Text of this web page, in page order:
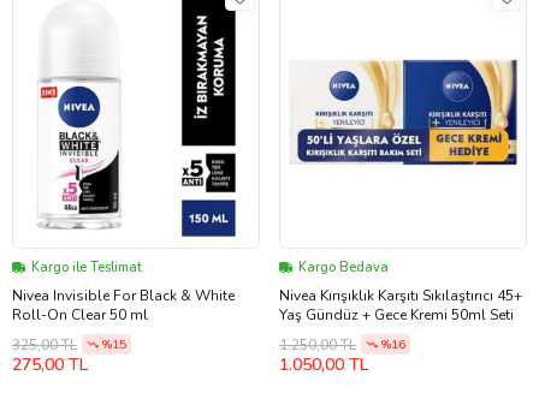
Kargo ile Teslimat
Nivea Invisible For Black & White
Roll-On Clear 50 ml
325,00 TL
%15
275,00 TL
Kargo Bedava
Nivea Kırışıklık Karşıtı Sıkılaştırıcı 45+
Yaş Gündüz + Gece Kremi 50ml Seti
1.250,00 TL
%16
1.050,00 TL